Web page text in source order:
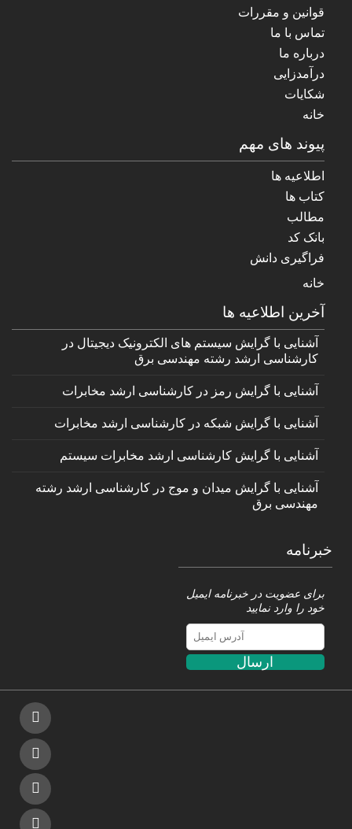
قوانین و مقررات
تماس با ما
درباره ما
درآمدزایی
شکایات
خانه
پیوند های مهم
اطلاعیه ها
کتاب ها
مطالب
بانک کد
فراگیری دانش
خانه
آخرین اطلاعیه ها
آشنایی با گرایش سیستم های الکترونیک دیجیتال در
کارشناسی ارشد رشته مهندسی برق
آشنایی با گرایش رمز در کارشناسی ارشد مخابرات
آشنایی با گرایش شبکه در کارشناسی ارشد مخابرات
آشنایی با گرایش کارشناسی ارشد مخابرات سیستم
آشنایی با گرایش میدان و موج در کارشناسی ارشد رشته
مهندسی برق
خبرنامه
برای عضویت در خبرنامه ایمیل
خود را وارد نمایید
ارسال